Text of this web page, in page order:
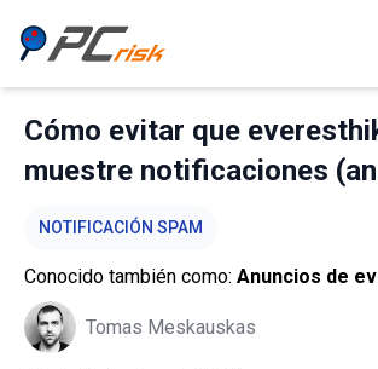
Cómo evitar que
muestre notificaciones
NOTIFICACIÓN SPAM
Conocido también como: Anuncios de
Tomas Meskauskas